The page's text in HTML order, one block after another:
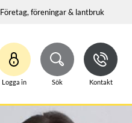
Företag, föreningar & lantbruk
Logga in Sök Kontakt